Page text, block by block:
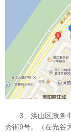
3、洪山区政务
秀街9号。（在光谷